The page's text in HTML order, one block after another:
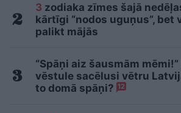
3 zodiaka zīmes šajā
kārtīgi “nodos uguņus”, bet
palikt mājās
“Spāņi aiz šausmām
vēstule sacēlusi vētru
to domā spāņi? 12